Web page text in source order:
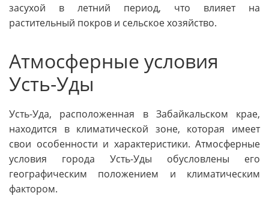
засухой в летний период, что влияет на
растительный покров и сельское хозяйство.
Атмосферные условия
Усть-Уды
Усть-Уда, расположенная в Забайкальском крае,
находится в климатической зоне, которая имеет
свои особенности и характеристики. Атмосферные
условия города Усть-Уды обусловлены его
географическим положением и климатическим
фактором.